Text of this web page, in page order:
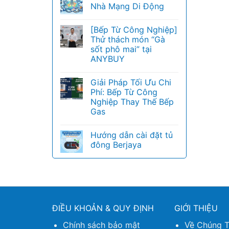
Nhà Mạng Di Động
[Bếp Từ Công Nghiệp]
Thử thách món “Gà
sốt phô mai” tại
ANYBUY
Giải Pháp Tối Ưu Chi
Phí: Bếp Từ Công
Nghiệp Thay Thế Bếp
Gas
Hướng dẫn cài đặt tủ
đông Berjaya
ĐIỀU KHOẢN & QUY ĐỊNH
Chính sách bảo mật
GIỚI THIỆU
Về Chúng